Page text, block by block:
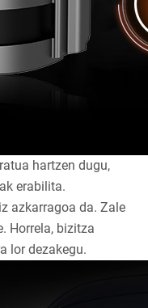
hartzen dugu,
erabilita.
azkarragoa da. Zale
Horrela, bizitza
lor dezakegu.